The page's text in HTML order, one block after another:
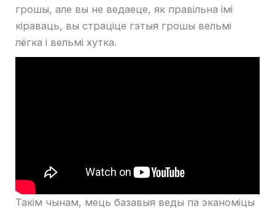
грошы, але вы не ведаеце, як правільна імі
кіраваць, вы страціце гэтыя грошы вельмі
лёгка і вельмі хутка.
Такім чынам, мець базавыя веды па эканоміцы